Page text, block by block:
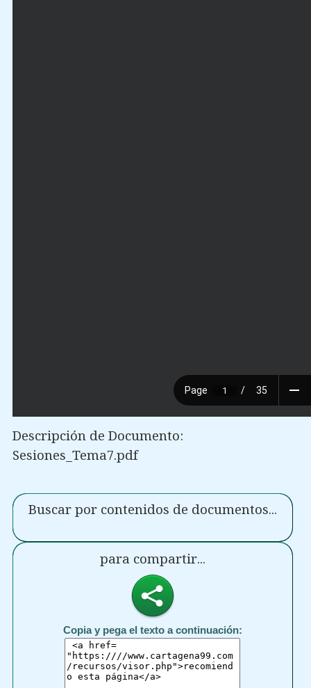
Descripción de Documento:
Sesiones_Tema7.pdf
Buscar por contenidos de documentos...
para compartir...
Copia y pega el texto a continuación: